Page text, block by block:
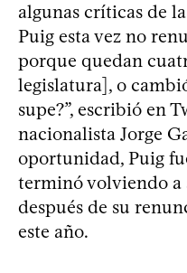
algunas críticas de
Puig esta vez no
porque quedan
legislatura], o
supe?”, escribió en
nacionalista Jorge
oportunidad, Puig
terminó volviendo a
después de su
este año.